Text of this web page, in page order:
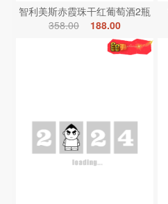
智利美斯赤霞珠干红葡萄酒2瓶
358.00
188.00